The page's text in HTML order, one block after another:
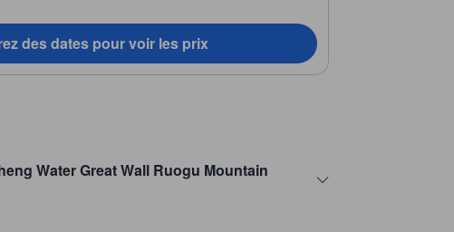
des dates pour voir les prix
Water Great Wall Ruogu Mountain